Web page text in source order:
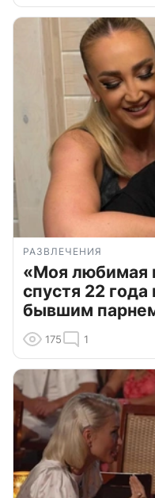
РАЗВЛЕЧЕНИЯ
«Моя любимая
спустя 22
бывшим
175 1